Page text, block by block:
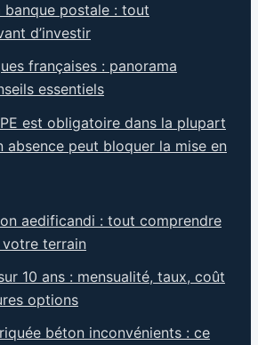
banque postale : tout
d’investir
françaises : panorama
essentiels
est obligatoire dans la plupart
absence peut bloquer la mise en
aedificandi : tout comprendre
terrain
10 ans : mensualité, taux, coût
options
béton inconvénients : ce